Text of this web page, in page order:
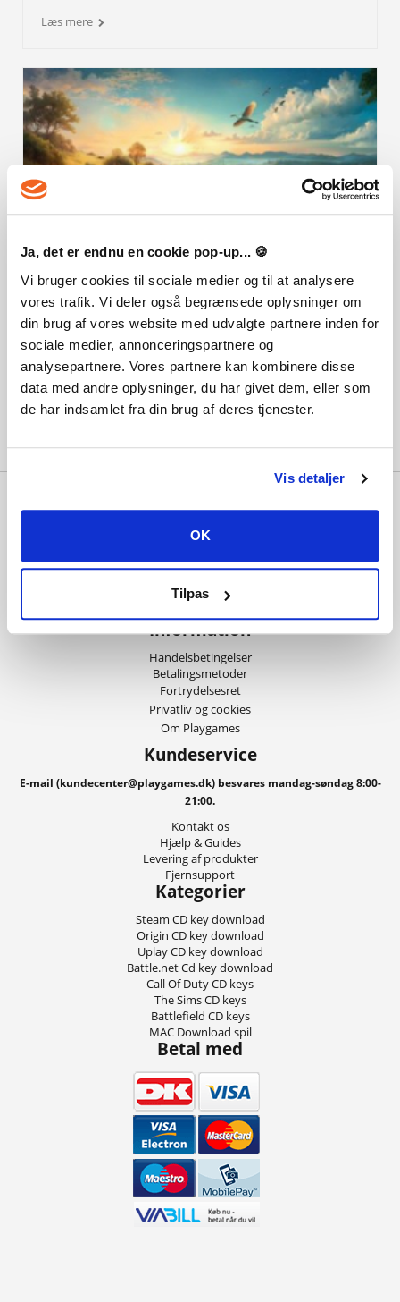
Ja, det er endnu en cookie pop-up... 🍪
Vi bruger cookies til sociale medier og til at analysere
vores trafik. Vi deler også begrænsede oplysninger om
din brug af vores website med udvalgte partnere inden for
sociale medier, annonceringspartnere og
analysepartnere. Vores partnere kan kombinere disse
data med andre oplysninger, du har givet dem, eller som
de har indsamlet fra din brug af deres tjenester.
Vis detaljer
OK
Tilpas
Læs mere
Farming Simulator 25 hvad er nyt?
Oprettet : 06-11-2024 18:20:35
Læs mere
Med 100.000 vis af tilfredse kunder,
og ikke mindst lynhurtig levering,
leveret digitalt indenfor få minutter!
Information
Handelsbetingelser
Betalingsmetoder
Fortrydelsesret
Privatliv og cookies
Om Playgames
Kundeservice
E-mail (kundecenter@playgames.dk) besvares mandag-søndag 8:00-
21:00.
Kontakt os
Hjælp & Guides
Levering af produkter
Fjernsupport
Kategorier
Steam CD key download
Origin CD key download
Uplay CD key download
Battle.net Cd key download
Call Of Duty CD keys
The Sims CD keys
Battlefield CD keys
MAC Download spil
Betal med